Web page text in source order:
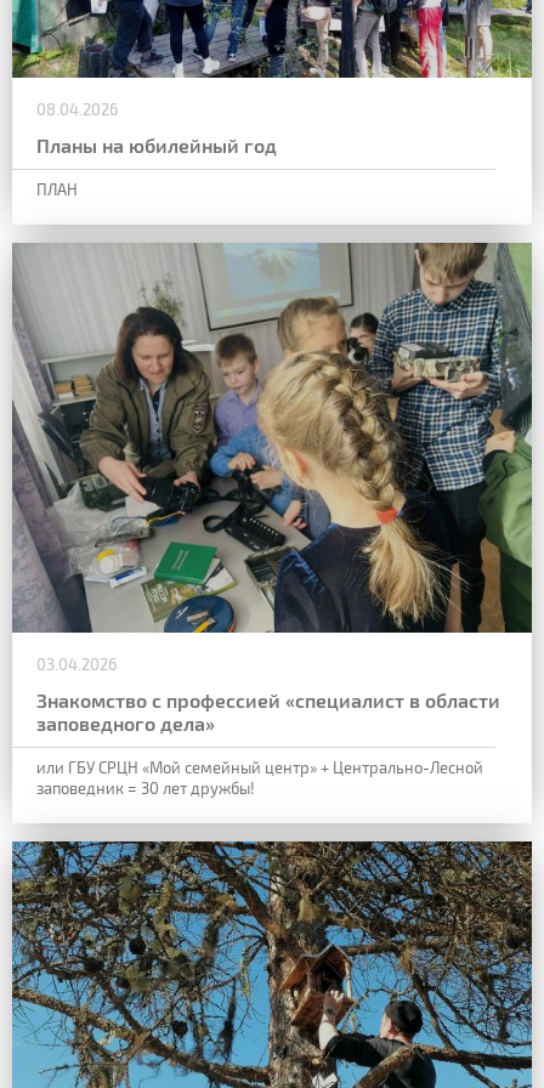
08.04.2026
Планы на юбилейный год
ПЛАН
03.04.2026
Знакомство с профессией «специалист в области
заповедного дела»
или ГБУ СРЦН «Мой семейный центр» + Центрально-Лесной
заповедник = 30 лет дружбы!